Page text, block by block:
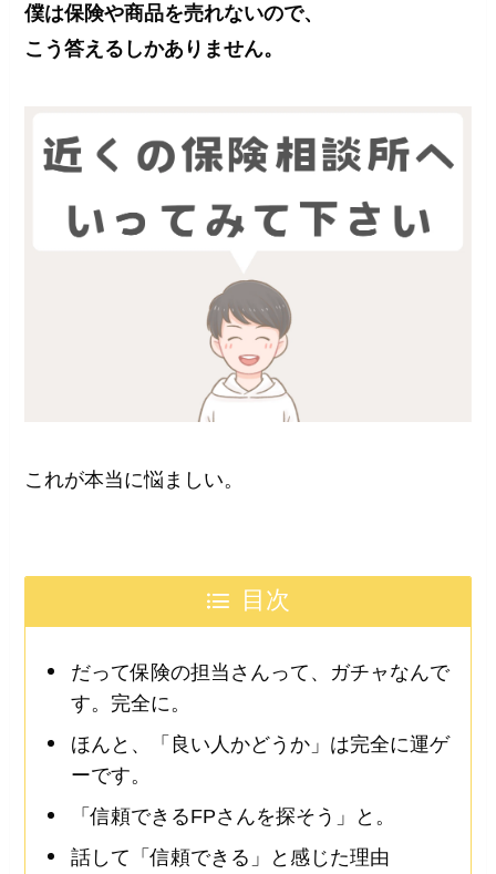
僕は保険や商品を売れないので、
こう答えるしかありません。
これが本当に悩ましい。
目次
だって保険の担当さんって、ガチャなんで
す。完全に。
ほんと、「良い人かどうか」は完全に運ゲ
ーです。
「信頼できるFPさんを探そう」と。
話して「信頼できる」と感じた理由